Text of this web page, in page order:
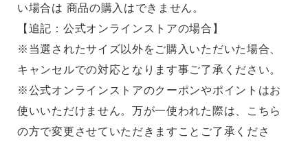
い場合は 商品の購入はできません。
【追記：公式オンラインストアの場合】
※当選されたサイズ以外をご購入いただいた場合、
キャンセルでの対応となります事ご了承ください。
※公式オンラインストアのクーポンやポイントはお
使いいただけません。万が一使われた際は、こちら
の方で変更させていただきますことご了承くださ